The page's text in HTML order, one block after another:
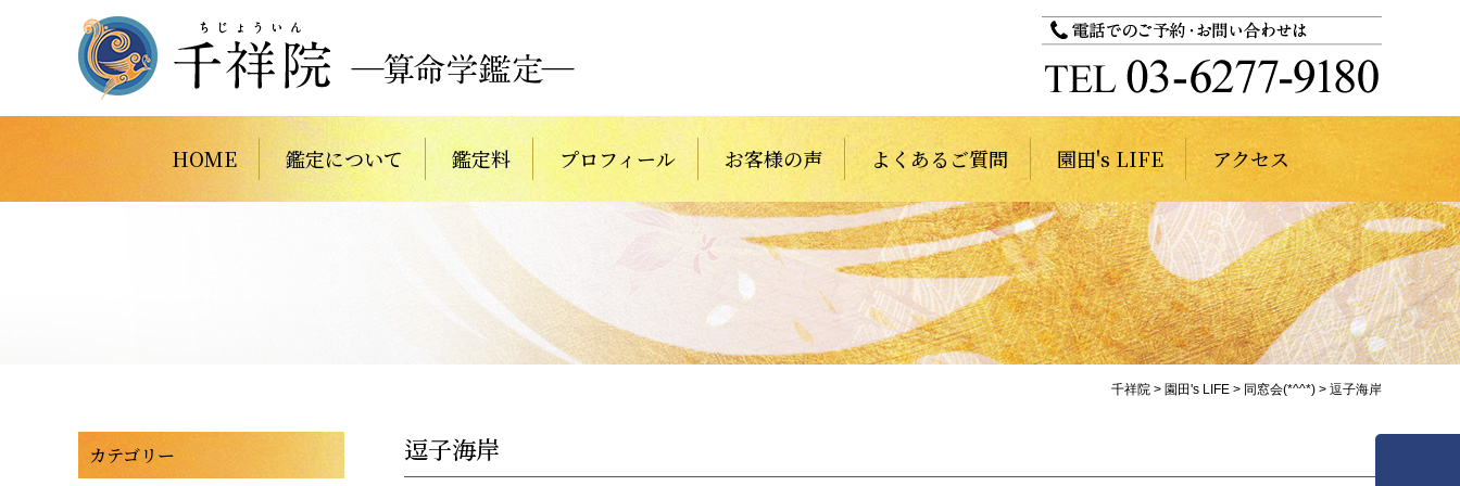
HOME 鑑定について 鑑定料 プロフィール お客様の声 よくあるご質問 園田's LIFE アクセス
千祥院 > 園田's LIFE > 同窓会(*^^*) > 逗子海岸
逗子海岸
カテゴリー